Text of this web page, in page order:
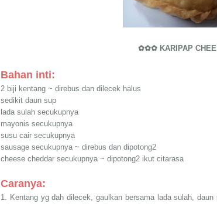
✿✿✿ KARIPAP
Bahan inti:
2 biji kentang ~ direbus dan dilecek halus
sedikit daun sup
lada sulah secukupnya
mayonis secukupnya
susu cair secukupnya
sausage secukupnya ~ direbus dan dipotong2
cheese cheddar secukupnya ~ dipotong2 ikut citarasa
Caranya:
1. Kentang yg dah dilecek, gaulkan bersama lada sulah,